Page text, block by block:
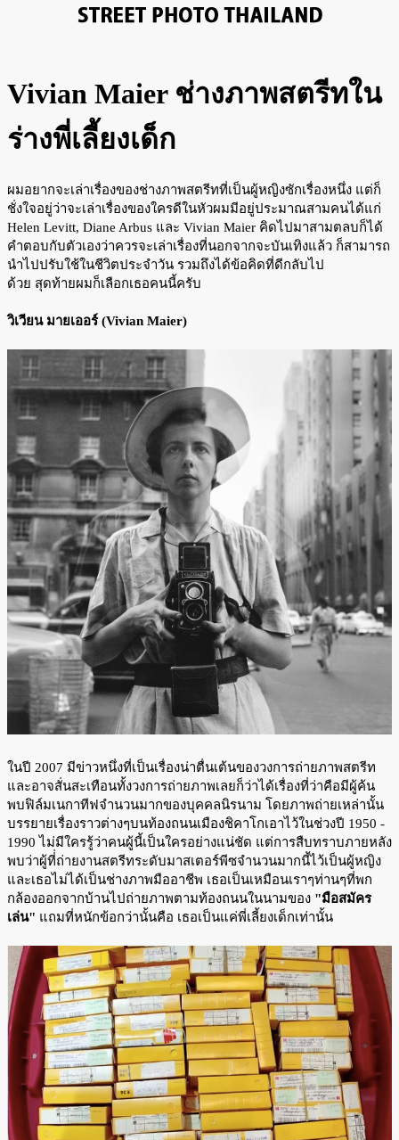
Vivian Maier ช่างภาพสตรีทใน
ร่างพี่เลี้ยงเด็ก
ผมอยากจะเล่าเรื่องของช่างภาพสตรีทที่เป็นผู้หญิงซักเรื่องหนึ่ง แต่ก็
ชั่งใจอยู่ว่าจะเล่าเรื่องของใครดีในหัวผมมีอยู่ประมาณสามคนได้แก่
Helen Levitt, Diane Arbus และ Vivian Maier คิดไปมาสามตลบก็ได้
คำตอบกับตัวเองว่าควรจะเล่าเรื่องที่นอกจากจะบันเทิงแล้ว ก็สามารถ
นำไปปรับใช้ในชีวิตประจำวัน รวมถึงได้ข้อคิดที่ดีกลับไป
ด้วย สุดท้ายผมก็เลือกเธอคนนี้ครับ
วิเวียน มายเออร์ (Vivian Maier)
ในปี 2007 มีข่าวหนึ่งที่เป็นเรื่องน่าตื่นเต้นของวงการถ่ายภาพสตรีท
และอาจสั่นสะเทือนทั้งวงการถ่ายภาพเลยก็ว่าได้เรื่องที่ว่าคือมีผู้ค้น
พบฟิล์มเนกาทีฟจำนวนมากของบุคคลนิรนาม โดยภาพถ่ายเหล่านั้น
บรรยายเรื่องราวต่างๆบนท้องถนนเมืองชิคาโกเอาไว้ในช่วงปี 1950 -
1990 ไม่มีใครรู้ว่าคนผู้นี้เป็นใครอย่างแน่ชัด แต่การสืบทราบภายหลัง
พบว่าผู้ที่่ถ่ายงานสตรีทระดับมาสเตอร์พีซจำนวนมากนี้ไว้เป็นผู้หญิง
และเธอไม่ได้เป็นช่างภาพมืออาชีพ เธอเป็นเหมือนเราๆท่านๆที่พก
กล้องออกจากบ้านไปถ่ายภาพตามท้องถนนในนามของ "มือสมัคร
เล่น" แถมที่หนักข้อกว่านั้นคือ เธอเป็นแค่พี่เลี้ยงเด็กเท่านั้น